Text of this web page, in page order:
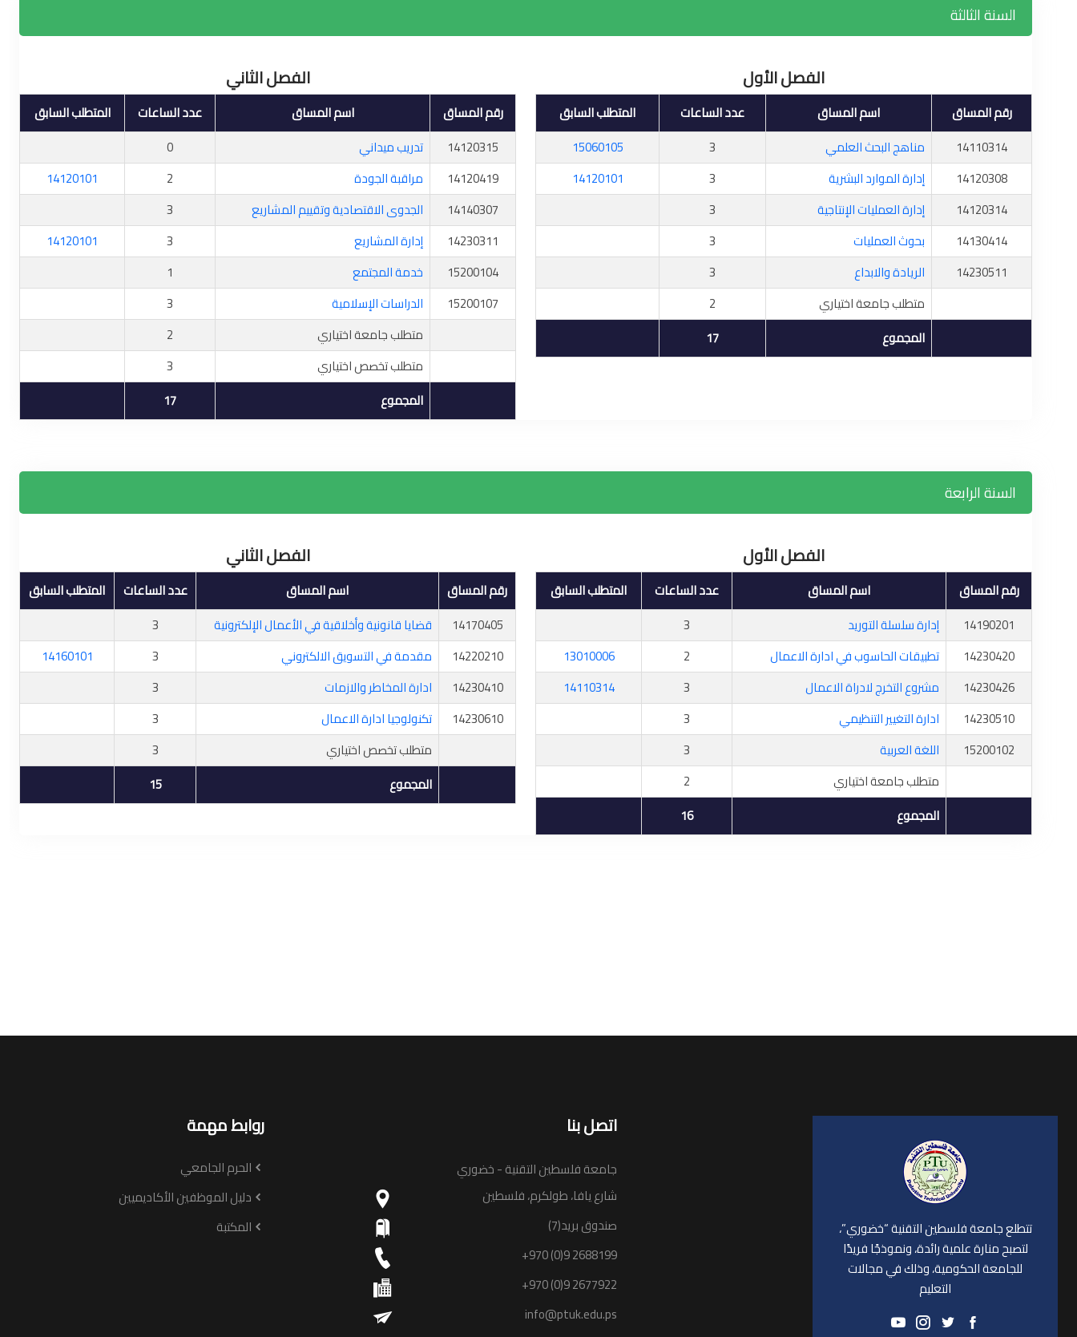
السنة الثالثة
الفصل الأول
رقم المساق اسم المساق عدد الساعات
المتطلب السابق
14110314
مناهج البحث العلمي 3
15060105
14120308
إدارة الموارد البشرية 3
14120101
14120314
إدارة العمليات الإنتاجية
3
14130414
بحوث العمليات
3
14230511
الريادة والابداع
3
متطلب جامعة اختياري
2
المجموع
17
الفصل الثاني
رقم المساق اسم المساق عدد الساعات
المتطلب السابق
14120315
تدريب ميداني
0
14120419
مراقبة الجودة 2
14120101
14140307
الجدوى الاقتصادية وتقييم المشاريع
3
14230311
إدارة المشاريع 3
14120101
15200104
خدمة المجتمع
1
15200107
الدراسات الإسلامية
3
متطلب جامعة اختياري
2
متطلب تخصص اختياري
3
المجموع
17
السنة الرابعة
الفصل الأول
رقم المساق اسم المساق عدد الساعات
المتطلب السابق
14190201
إدارة سلسلة التوريد
3
14230420
تطبيقات الحاسوب في ادارة الاعمال 2
13010006
14230426
مشروع التخرج لادراة الاعمال 3
14110314
14230510
ادارة التغيير التنظيمي
3
15200102
اللغة العربية
3
متطلب جامعة اختياري
2
المجموع
16
الفصل الثاني
رقم المساق اسم المساق عدد الساعات
المتطلب السابق
14170405
قضايا قانونية وأخلاقية في الأعمال الإلكترونية
3
14220210
مقدمة في التسويق الالكتروني 3
14160101
14230410
ادارة المخاطر والازمات
3
14230610
تكنولوجيا ادارة الاعمال
3
متطلب تخصص اختياري
3
المجموع
15
تتطلع جامعة فلسطين التقنية “خضوري”،
لتصبح منارة علمية رائدة، ونموذجًا فريدًا
للجامعة الحكومية، وذلك في مجالات
التعليم
اتصل بنا
جامعة فلسطين التقنية - خضوري
شارع يافا، طولكرم، فلسطين
صندوق بريد(7)
+970 (0)9 2688199
+970 (0)9 2677922
info@ptuk.edu.ps
روابط مهمة
الحرم الجامعي
دليل الموظفين الأكاديميين
المكتبة